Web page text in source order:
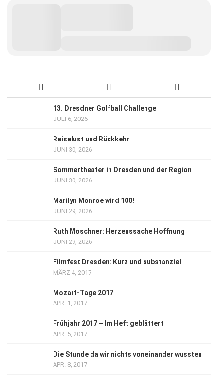
13. Dresdner Golfball Challenge
JULI 6, 2026
Reiselust und Rückkehr
JUNI 30, 2026
Sommertheater in Dresden und der Region
JUNI 30, 2026
Marilyn Monroe wird 100!
JUNI 29, 2026
Ruth Moschner: Herzenssache Hoffnung
JUNI 29, 2026
Filmfest Dresden: Kurz und substanziell
MÄRZ 4, 2017
Mozart-Tage 2017
APR. 1, 2017
Frühjahr 2017 – Im Heft geblättert
APR. 5, 2017
Die Stunde da wir nichts voneinander wussten
APR. 8, 2017